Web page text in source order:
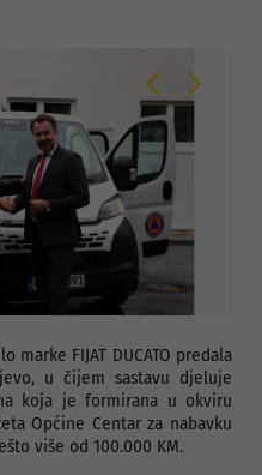
FIJAT DUCATO predala
u čijem sastavu djeluje
koja je formirana u okviru
Općine Centar za nabavku
više od 100.000 KM.